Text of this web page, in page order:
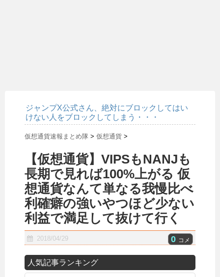
ジャンプX公式さん、絶対にブロックしてはい
けない人をブロックしてしまう・・・
仮想通貨速報まとめ隊 > 仮想通貨 >
【仮想通貨】VIPSもNANJも
長期で見れば100%上がる 仮
想通貨なんて単なる我慢比べ
利確癖の強いやつほど少ない
利益で満足して抜けて行く
2018/04/29 0 コメ
人気記事ランキング